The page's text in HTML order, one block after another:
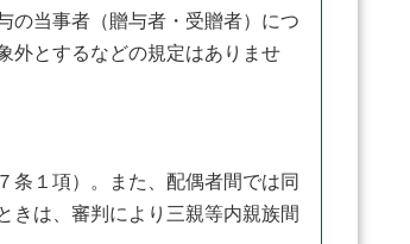
の当事者（贈与者・受贈者）につ
外とするなどの規定はありませ
１項）。また、配偶者間では同
きは、審判により三親等内親族間